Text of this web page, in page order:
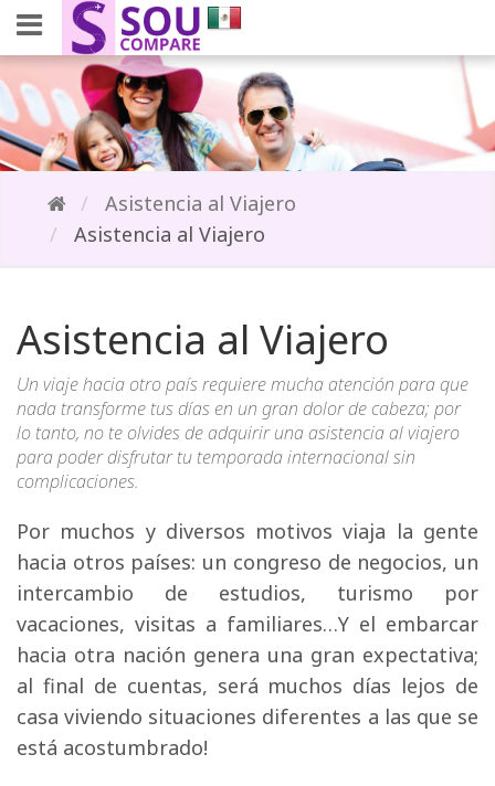
Asistencia al Viajero
Asistencia al Viajero
Asistencia al Viajero
Un viaje hacia otro país requiere mucha atención para que
nada transforme tus días en un gran dolor de cabeza; por
lo tanto, no te olvides de adquirir una asistencia al viajero
para poder disfrutar tu temporada internacional sin
complicaciones.
Por muchos y diversos motivos viaja la gente
hacia otros países: un congreso de negocios, un
intercambio de estudios, turismo por
vacaciones, visitas a familiares…Y el embarcar
hacia otra nación genera una gran expectativa;
al final de cuentas, será muchos días lejos de
casa viviendo situaciones diferentes a las que se
está acostumbrado!